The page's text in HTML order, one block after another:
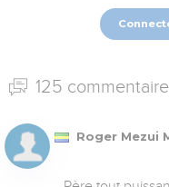
125
Roger Mezui